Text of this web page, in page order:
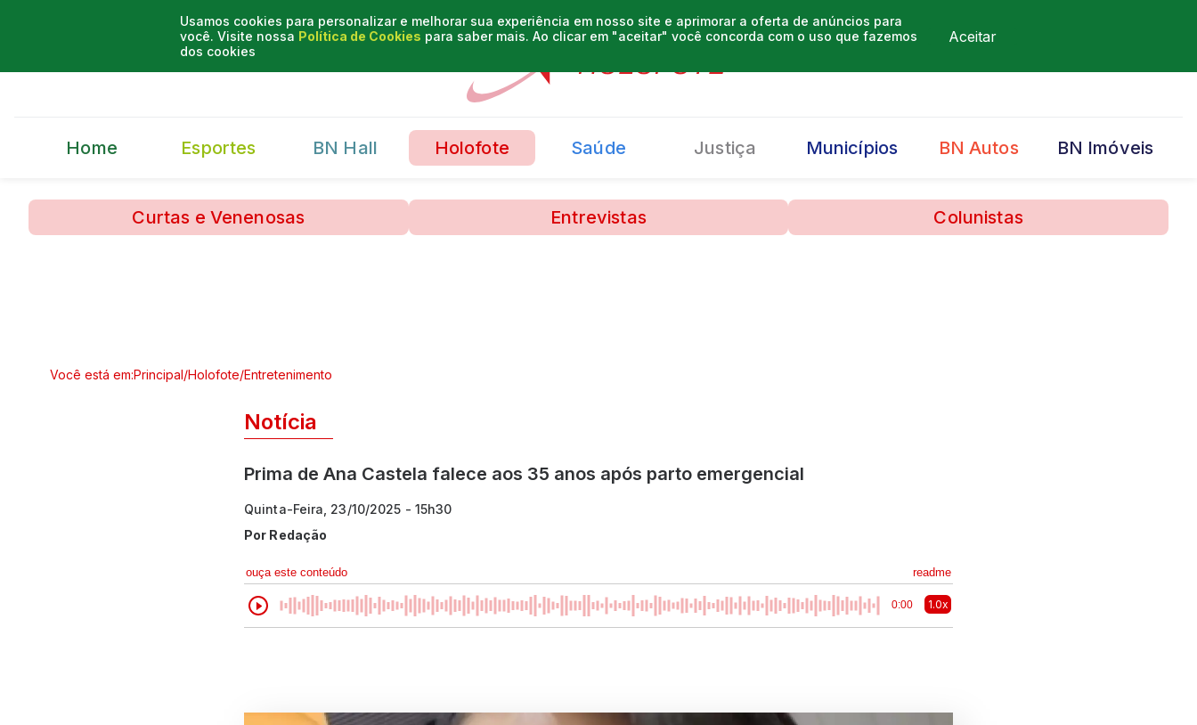
Usamos cookies para personalizar e melhorar sua experiência em nosso site e aprimorar a oferta de anúncios para
você. Visite nossa Política de Cookies para saber mais. Ao clicar em "aceitar" você concorda com o uso que fazemos
dos cookies
Aceitar
Home Esportes BN Hall Holofote Saúde Justiça Municípios BN Autos BN Imóveis
Curtas e Venenosas Entrevistas Colunistas
Você está em:Principal/Holofote/Entretenimento
Notícia
Prima de Ana Castela falece aos 35 anos após parto emergencial
Quinta-Feira, 23/10/2025 - 15h30
Por Redação
ouça este conteúdo readme
0:00 1.0x